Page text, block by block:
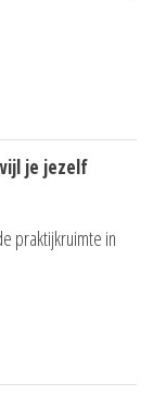
je jezelf
praktijkruimte in